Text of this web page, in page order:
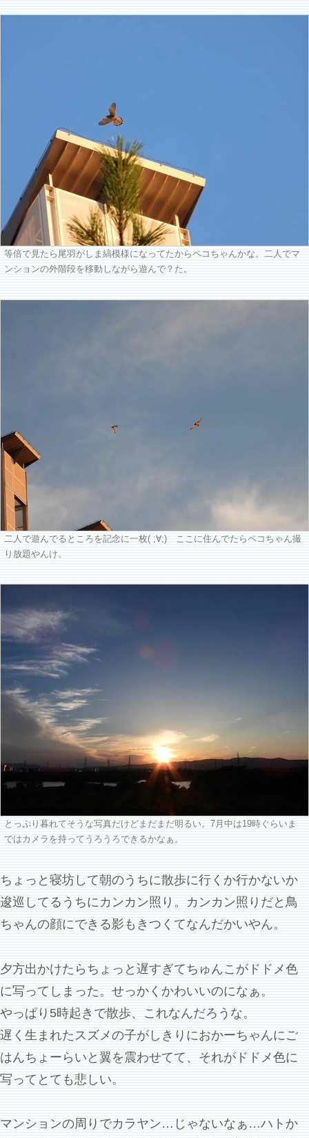
等倍で見たら尾羽がしま縞模様になってたからペコちゃんかな。二人でマ
ンションの外階段を移動しながら遊んで？た。
二人で遊んでるところを記念に一枚( ;∀;) ここに住んでたらペコちゃん撮
り放題やんけ。
とっぷり暮れてそうな写真だけどまだまだ明るい。7月中は19時ぐらいま
ではカメラを持ってうろうろできるかなぁ。
ちょっと寝坊して朝のうちに散歩に行くか行かないか
逡巡してるうちにカンカン照り。カンカン照りだと鳥
ちゃんの顔にできる影もきつくてなんだかいやん。
夕方出かけたらちょっと遅すぎてちゅんこがドドメ色
に写ってしまった。せっかくかわいいのになぁ。
やっぱり5時起きで散歩、これなんだろうな。
遅く生まれたスズメの子がしきりにおかーちゃんにご
はんちょーらいと翼を震わせてて、それがドドメ色に
写ってとても悲しい。
マンションの周りでカラヤン…じゃないなぁ…ハトか